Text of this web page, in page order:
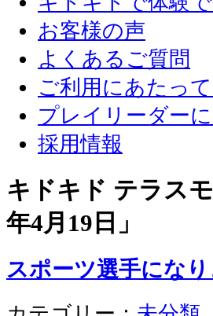
お客様の声
よくあるご質問
ご利用にあたっ
プレイリーダー
採用情報
キドキド テラス
年4月19日 」
スポーツ選手になり